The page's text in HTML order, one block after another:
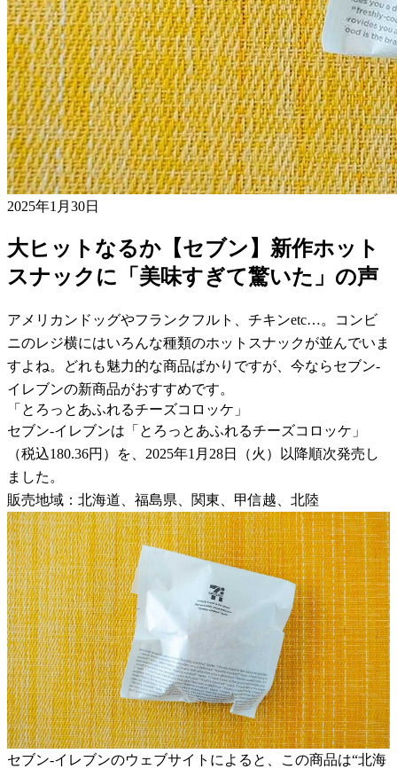
2025年1月30日
大ヒットなるか【セブン】新作ホット
スナックに「美味すぎて驚いた」の声
アメリカンドッグやフランクフルト、チキンetc…。コンビ
ニのレジ横にはいろんな種類のホットスナックが並んでいま
すよね。どれも魅力的な商品ばかりですが、今ならセブン-
イレブンの新商品がおすすめです。
「とろっとあふれるチーズコロッケ」
セブン-イレブンは「とろっとあふれるチーズコロッケ」
（税込180.36円）を、2025年1月28日（火）以降順次発売し
ました。
販売地域：北海道、福島県、関東、甲信越、北陸
セブン-イレブンのウェブサイトによると、この商品は“北海